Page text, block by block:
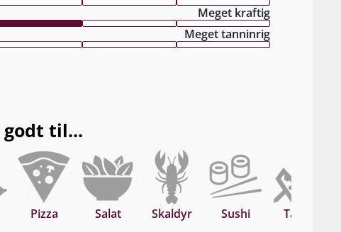
Meget kraftig
Meget tanninrig
godt til...
Pizza Salat Skaldyr Sushi Tapas